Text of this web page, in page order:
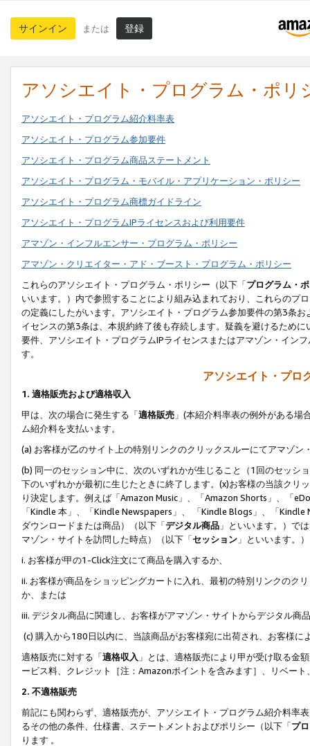
サインイン または 登録
アソシエイト・プログラム・ポリ
アソシエイト・プログラム紹介料率表
アソシエイト・プログラム参加要件
アソシエイト・プログラム商品ステートメント
アソシエイト・プログラム・モバイル・アプリケーション・ポリシー
アソシエイト・プログラム商標ガイドライン
アソシエイト・プログラムIPライセンスおよび利用要件
アマゾン・インフルエンサー・プログラム・ポリシー
アマゾン・クリエイター・アド・ブースト・プログラム・ポリシー
これらのアソシエイト・プログラム・ポリシー（以下「プログラム・
いいます。）内で参照することにより組み込まれており、これらのプ
の定義にしたがいます。アソシエイト・プログラム参加要件の第3条
イセンスの第3条は、本規約終了後も存続します。疑義を避けるため
要件、アソシエイト・プログラムIPライセンスまたはアマゾン・イン
す。
アソシエイト・プロ
1. 適格販売および適格収入
甲は、次の場合に発生する「適格販売 」(本紹介料率表の例外がある
ム紹介料を支払います。
(a) お客様が乙のサイト上の特別リンクのクリックスルーにてアマゾン
(b) 同一のセッション中に、次のいずれかが生じること（1回のセッシ
下のいずれかが最初に生じたときに終了します。(x)お客様の当該ク
り決定します。例えば「Amazon Music」、「Amazon Shorts」、「
「Kindle 本」、「Kindle Newspapers」、 「Kindle Blogs」、「
ダウンロードまたは商品）（以下「デジタル商品 」といいます。）で
マゾン・サイトを訪問した時点）（以下「セッション 」といいます。
i. お客様が甲の1-Click注文にて商品を購入するか、
ii. お客様が商品をショッピングカートに入れ、最初の特別リンクのク
か、または
iii. デジタル商品に関連し、お客様がアマゾン・サイトからデジタル
(c) 購入から180日以内に、当該商品がお客様宛に出荷され、お客様
適格販売に対する「適格収入 」とは、適格販売により甲が受け取る金
ービス料、クレジット［注：Amazonポイントを含みます］、リベー
2. 不適格販売
前記にも関わらず、適格販売が、アソシエイト・プログラム紹介料率
るその他の条件、仕様書、ステートメントおよびポリシー（以下「プ
ります 。